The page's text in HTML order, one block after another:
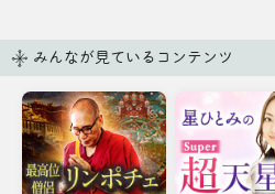
みんなが見ているコンテンツ